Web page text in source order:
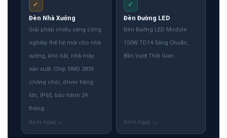
✓
Đèn Nhà Xưởng
Giải pháp chiếu sáng công
nghiệp thế hệ mới cho nhà
xưởng, kho bãi, nhà máy
sản xuất. Chip SMD 2835
chống chói, driver hãng
lớn, IP65, bảo hành 24
tháng.
✓
Đèn Đường LED
Đèn Đường LED Module
150W TD14 Sáng Chuẩn,
Bền Vượt Thời Gian